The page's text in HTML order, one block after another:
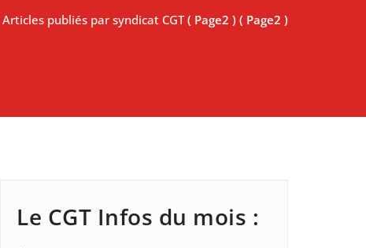
Articles publiés par syndicat CGT( Page2 ) ( Page2 )
Le CGT Infos du mois :